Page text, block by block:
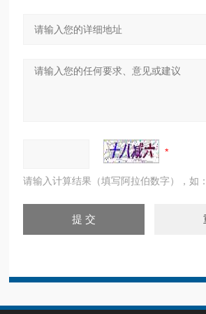
请输入计算结果（填写阿拉伯数字），如